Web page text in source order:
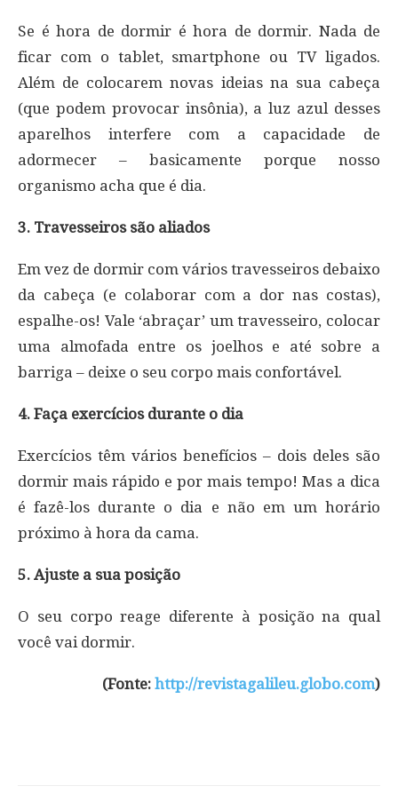
Se é hora de dormir é hora de dormir. Nada de
ficar com o tablet, smartphone ou TV ligados.
Além de colocarem novas ideias na sua cabeça
(que podem provocar insônia), a luz azul desses
aparelhos interfere com a capacidade de
adormecer – basicamente porque nosso
organismo acha que é dia.
3. Travesseiros são aliados
Em vez de dormir com vários travesseiros debaixo
da cabeça (e colaborar com a dor nas costas),
espalhe-os! Vale ‘abraçar’ um travesseiro, colocar
uma almofada entre os joelhos e até sobre a
barriga – deixe o seu corpo mais confortável.
4. Faça exercícios durante o dia
Exercícios têm vários benefícios – dois deles são
dormir mais rápido e por mais tempo! Mas a dica
é fazê-los durante o dia e não em um horário
próximo à hora da cama.
5. Ajuste a sua posição
O seu corpo reage diferente à posição na qual
você vai dormir.
(Fonte: http://revistagalileu.globo.com)